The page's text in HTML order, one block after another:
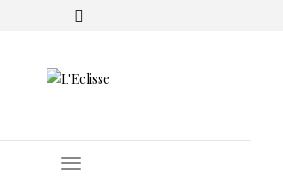
Toggle Navigation